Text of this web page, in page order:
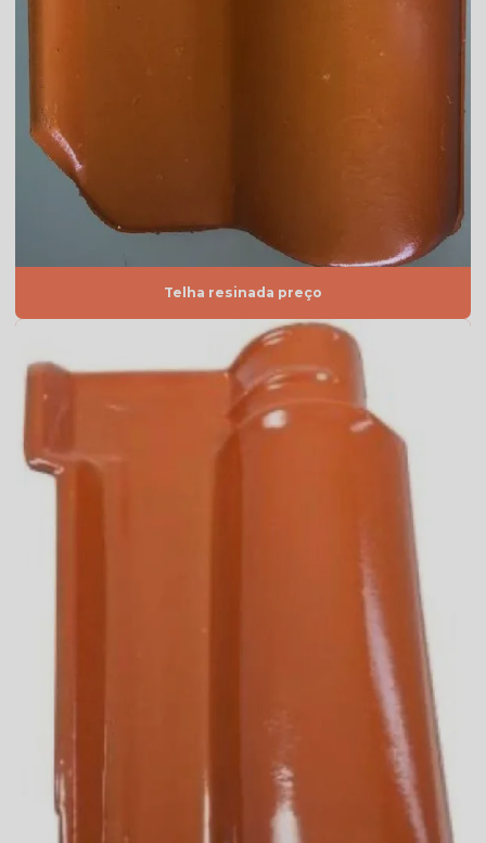
Telha de barro preço m2
Telha de barro preço unidade
Telha de barro quadrada
Telha de barro romana
Telha branca
Telha branca resinada
Telha cinza claro
Telha cinza escuro
Telha resinada preço